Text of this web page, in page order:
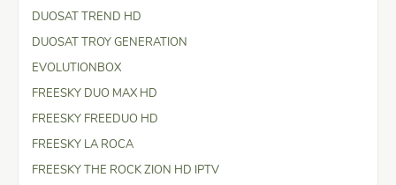
DUOSAT TREND HD
DUOSAT TROY GENERATION
EVOLUTIONBOX
FREESKY DUO MAX HD
FREESKY FREEDUO HD
FREESKY LA ROCA
FREESKY THE ROCK ZION HD IPTV